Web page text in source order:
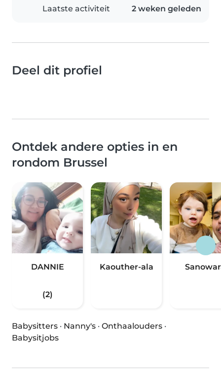
Laatste activiteit 2 weken geleden
Deel dit profiel
Ontdek andere opties in en
rondom Brussel
DANNIE
(2)
Kaouther-ala
Babysitters · Nanny's · Onthaalouders ·
Babysitjobs